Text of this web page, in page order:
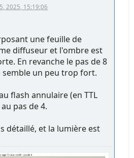
2025, 15:19:06
une feuille de
diffuseur et l'ombre est
En revanche le pas de 8
semble un peu trop fort.
flash annulaire (en TTL
pas de 4.
détaillé, et la lumière est